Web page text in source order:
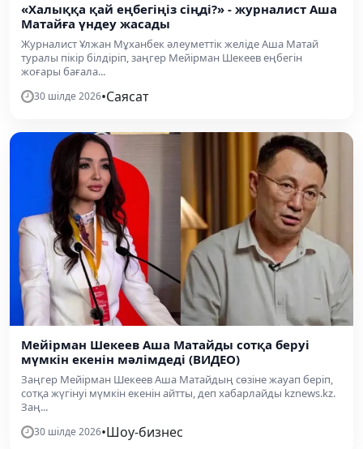
«Халыққа қай еңбегіңіз сіңді?» - журналист Аша
Матайға үндеу жасады
Журналист Ұлжан Мұханбек әлеуметтік желіде Аша Матай
туралы пікір білдіріп, заңгер Мейірман Шекеев еңбегін
жоғары бағала...
30 шілде 2026•Саясат
Мейірман Шекеев Аша Матайды сотқа беруі
мүмкін екенін мәлімдеді (ВИДЕО)
Заңгер Мейірман Шекеев Аша Матайдың сөзіне жауап беріп,
сотқа жүгінуі мүмкін екенін айтты, деп хабарлайды kznews.kz.
Заң...
30 шілде 2026•Шоу-бизнес